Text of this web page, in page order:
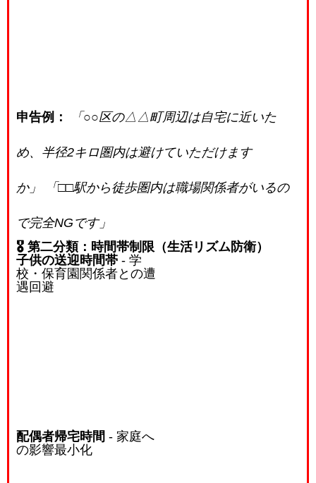
申告例： 「○○区の△△町周辺は自宅に近いた
め、半径2キロ圏内は避けていただけます
か」 「□□駅から徒歩圏内は職場関係者がいるの
で完全NGです」
🎖️ 第二分類：時間帯制限（生活リズム防衛）
子供の送迎時間帯 - 学
校・保育園関係者との遭
遇回避
配偶者帰宅時間 - 家庭へ
の影響最小化